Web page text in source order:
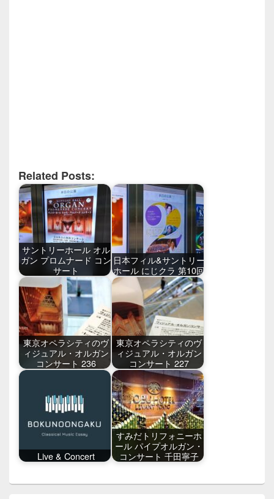
Related Posts:
サントリーホール オル
ガン プロムナード コン
サート
日本フィル&サントリー
ホール にじクラ 第10回
東京オペラシティのヴ
ィジュアル・オルガン
コンサート 236
東京オペラシティのヴ
ィジュアル・オルガン
コンサート 227
Live & Concert
すみだトリフォニーホ
ール パイプオルガン・
コンサート 千田寧子